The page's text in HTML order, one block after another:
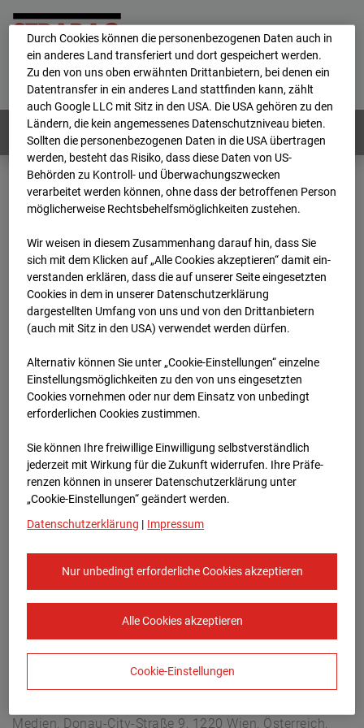
Home E-Mail Impressum
Login
Deutsch / English
Webcams: Alle Länder
Home
Deutschland
BC-162 - Strabag - BV-H3ö
Archiv
2025
10
04 17:05
BC-162 - Strabag - BV-
H3ö
Buchholzerstraße 102, 30655 Hannover
Zur Übersicht
Europe/Berlin
Medien, Donau-City-Straße 9, 1220 Wien, Österreich,
Durch Cookies können die personenbezogenen Daten auch in
ein anderes Land transferiert und dort gespeichert werden.
Zu den von uns oben erwähnten Drittanbietern, bei denen ein
Datentransfer in ein anderes Land stattfinden kann, zählt
auch Google LLC mit Sitz in den USA. Die USA gehören zu den
Ländern, die kein angemessenes Datenschutzniveau bieten.
Sollten die personenbezogenen Daten in die USA übertragen
werden, besteht das Risiko, dass diese Daten von US-
Behörden zu Kontroll- und Überwachungszwecken
verarbeitet werden können, ohne dass der betroffenen Person
möglicherweise Rechtsbehelfsmöglichkeiten zustehen.
Wir weisen in diesem Zusammenhang darauf hin, dass Sie
sich mit dem Klicken auf „Alle Cookies akzeptieren“ damit ein­
ver­standen erklären, dass die auf unserer Seite eingesetzten
Cookies in dem in unserer Datenschutzerklärung
dargestellten Umfang von uns und von den Drittanbietern
(auch mit Sitz in den USA) verwendet werden dürfen.
Alternativ können Sie unter „Cookie-Einstellungen“ einzelne
Einstellungsmöglichkeiten zu den von uns eingesetzten
Cookies vornehmen oder nur dem Einsatz von unbedingt
erforderlichen Cookies zustimmen.
Sie können Ihre freiwillige Einwilligung selbstverständlich
jederzeit mit Wirkung für die Zukunft widerrufen. Ihre Prä­fe­
renzen können in unserer Datenschutzerklärung unter
„Cookie-Einstellungen“ geändert werden.
Datenschutzerklärung | Impressum
Nur unbedingt erforderliche Cookies akzeptieren
Alle Cookies akzeptieren
Cookie-Einstellungen